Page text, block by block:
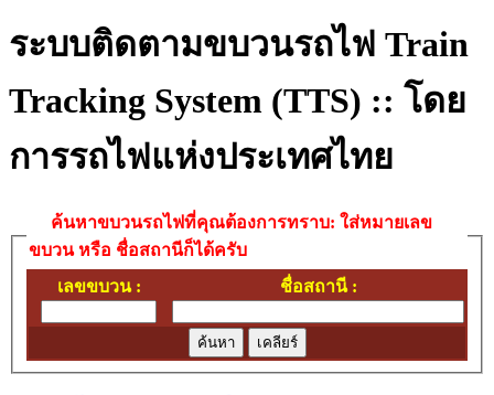
ระบบติดตามขบวนรถไฟ Train
Tracking System (TTS) :: โดย
การรถไฟแห่งประเทศไทย
ค้นหาขบวนรถไฟที่คุณต้องการทราบ: ใส่หมายเลข
ขบวน หรือ ชื่อสถานีก็ได้ครับ
เลขขบวน :
ชื่อสถานี :